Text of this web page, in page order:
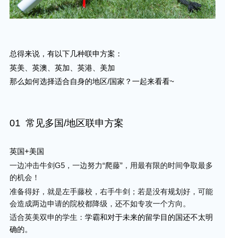
总得来说，有以下几种联申方案：
英美、英澳、英加、英港、美加
那么如何选择适合自身的地区/国家？一起来看看~
01 常见多国/地区联申方案
英国+美国
一边冲击牛剑G5，一边努力“爬藤”，用最有限的时间争取最多
的机会！
准备得好，就是左手藤校，右手牛剑；若是没有规划好，可能
会造成两边申请的院校都降级，还不如专攻一个方向。
适合英美双申的学生：学霸和对于未来的留学目的国还不太明
确的。